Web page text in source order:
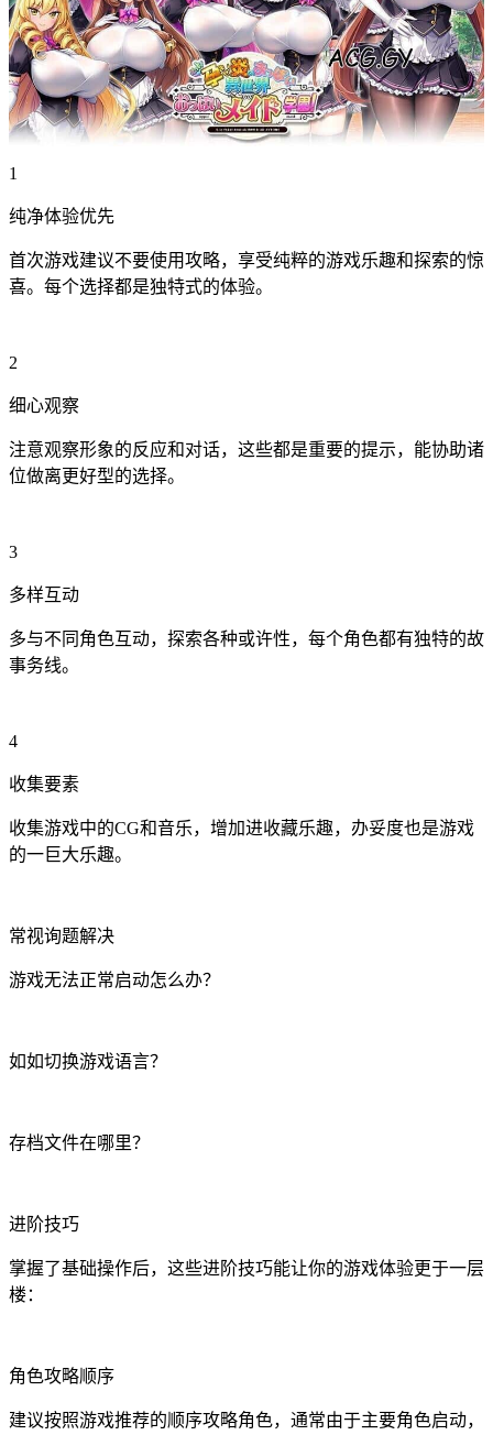
1
纯净体验优先
首次游戏建议不要使用攻略，享受纯粹的游戏乐趣和探索的惊
喜。每个选择都是独特式的体验。
2
细心观察
注意观察形象的反应和对话，这些都是重要的提示，能协助诸
位做离更好型的选择。
3
多样互动
多与不同角色互动，探索各种或许性，每个角色都有独特的故
事务线。
4
收集要素
收集游戏中的CG和音乐，增加进收藏乐趣，办妥度也是游戏
的一巨大乐趣。
常视询题解决
游戏无法正常启动怎么办？
如如切换游戏语言？
存档文件在哪里？
进阶技巧
掌握了基础操作后，这些进阶技巧能让你的游戏体验更于一层
楼：
角色攻略顺序
建议按照游戏推荐的顺序攻略角色，通常由于主要角色启动，